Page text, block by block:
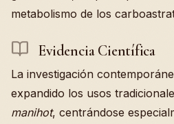
metabolismo de los
Evidencia Científica
La investigación
expandido los usos
manihot, centrándose